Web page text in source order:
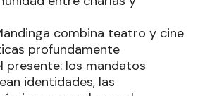
combina teatro y cine
profundamente
presente: los mandatos
identidades, las